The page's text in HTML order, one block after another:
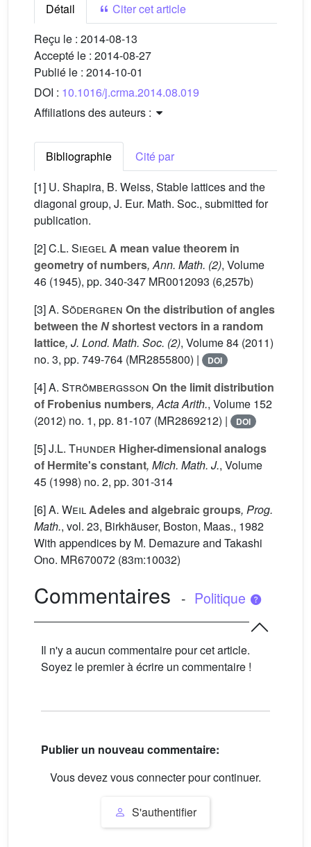
Détail
Citer cet article
Reçu le : 2014-08-13
Accepté le : 2014-08-27
Publié le : 2014-10-01
DOI : 10.1016/j.crma.2014.08.019
Affiliations des auteurs :
Bibliographie
Cité par
[1] U. Shapira, B. Weiss, Stable lattices and the
diagonal group, J. Eur. Math. Soc., submitted for
publication.
[2]C.L. SiegelA mean value theorem in
geometry of numbers, Ann. Math. (2), Volume
46 (1945), pp. 340-347 MR0012093 (6,257b)
[3]A. Södergren On the distribution of angles
between theNshortest vectors in a random
lattice, J. Lond. Math. Soc. (2), Volume 84 (2011)
no. 3, pp. 749-764 (MR2855800) |
DOI
[4]A. Strömbergsson On the limit distribution
of Frobenius numbers, Acta Arith., Volume 152
(2012) no. 1, pp. 81-107 (MR2869212) |
DOI
[5]J.L. Thunder Higher-dimensional analogs
of Hermite's constant, Mich. Math. J., Volume
45 (1998) no. 2, pp. 301-314
[6]A. WeilAdeles and algebraic groups, Prog.
Math., vol. 23, Birkhäuser, Boston, Maas., 1982
With appendices by M. Demazure and Takashi
Ono. MR670072 (83m:10032)
Commentaires - Politique
Il n'y a aucun commentaire pour cet article.
Soyez le premier à écrire un commentaire !
Publier un nouveau commentaire:
Vous devez vous connecter pour continuer.
S'authentifier